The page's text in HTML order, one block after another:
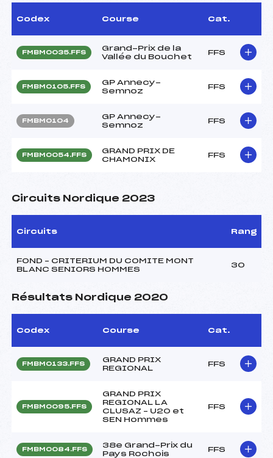
Codex Course Cat.
FMBM0035.FFS
Grand-Prix de la
Vallée du Bouchet
FFS
FMBM0105.FFS
GP Annecy-
Semnoz
FFS
FMBM0104
GP Annecy-
Semnoz
FFS
FMBM0054.FFS
GRAND PRIX DE
CHAMONIX
FFS
Circuits Nordique 2023
Circuits Rang
FOND – CRITERIUM DU COMITE MONT
BLANC SENIORS HOMMES
30
Résultats Nordique 2020
Codex Course Cat.
FMBM0133.FFS
GRAND PRIX
REGIONAL
FFS
FMBM0095.FFS
GRAND PRIX
REGIONAL LA
CLUSAZ – U20 et
SEN Hommes
FFS
FMBM0084.FFS
38e Grand-Prix du
Pays Rochois
FFS